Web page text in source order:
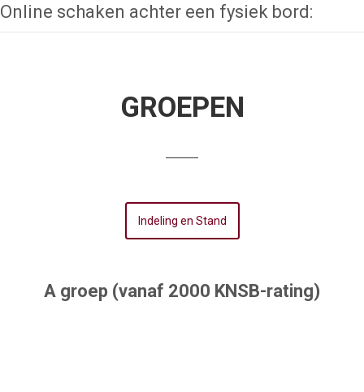
Online schaken achter een fysiek bord:
GROEPEN
Indeling en Stand
A groep (vanaf 2000 KNSB-rating)